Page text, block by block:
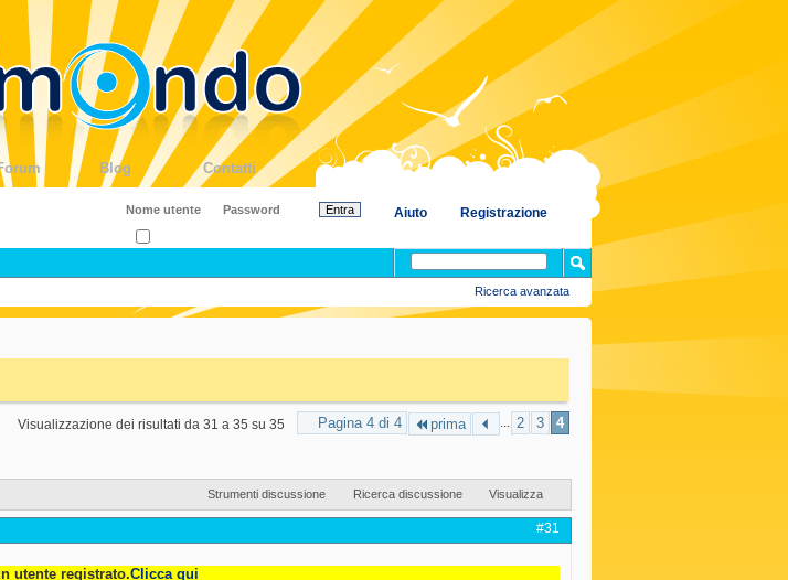
Blog Contatti
Registrazione
Aiuto
Ricerca avanzata
Pagina 4 di 4 prima ... 2 3 4
Visualizzazione dei risultati da 31 a 35 su 35
Strumenti discussione Ricerca discussione Visualizza
#31
utente registrato.Clicca qui